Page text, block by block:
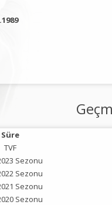
Süre
TVF
Sezonu
Sezonu
Sezonu
Sezonu